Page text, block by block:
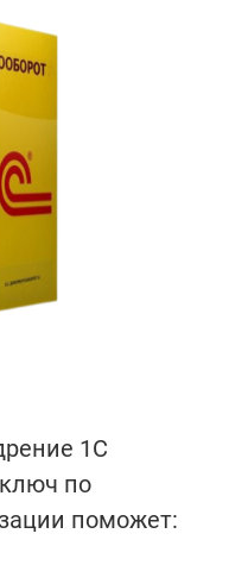
1С
по
поможет: